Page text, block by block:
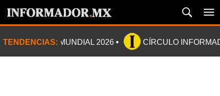
TENDENCIAS: MUNDIAL 2026 CÍRCULO